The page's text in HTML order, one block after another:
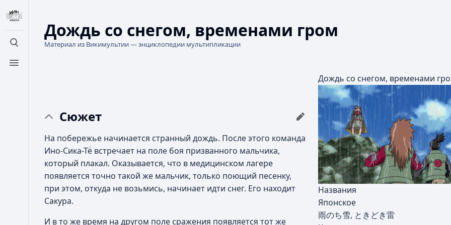
Открыть поиск
Открыть меню
Дождь со снегом, временами гром
Материал из Викимультии — энциклопедии мультипликации
Дождь со снегом, временами
Названия
Японское
雨のち雪, ときどき雷
Сюжет
На побережье начинается странный дождь. После этого команда
Ино-Сика-Тё встречает на поле боя призванного мальчика,
который плакал. Оказывается, что в медицинском лагере
появляется точно такой же мальчик, только поющий песенку,
при этом, откуда не возьмись, начинает идти снег. Его находит
Сакура.
И в то же время на другом поле сражения появляется тот же